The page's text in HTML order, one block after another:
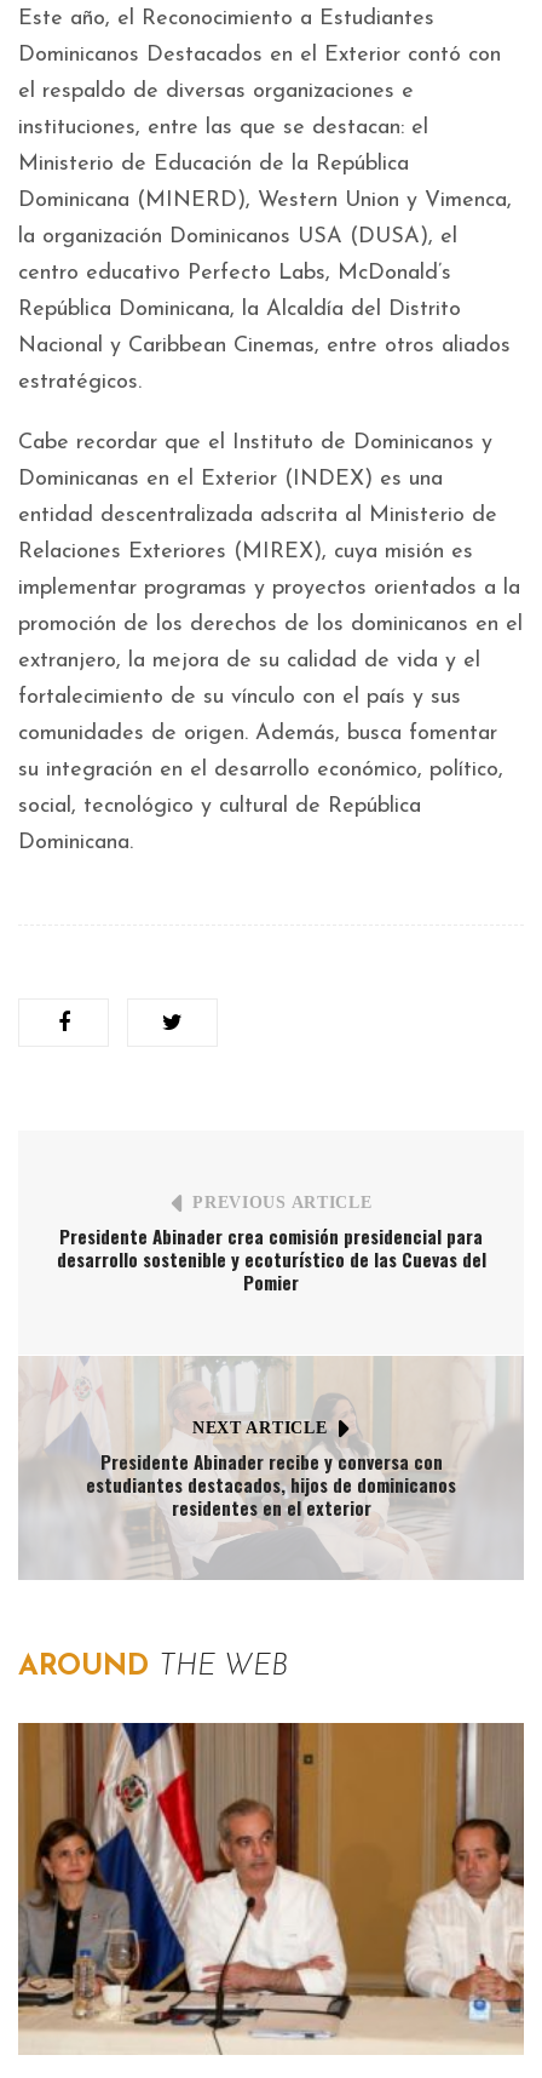
Este año, el Reconocimiento a Estudiantes
Dominicanos Destacados en el Exterior contó con
el respaldo de diversas organizaciones e
instituciones, entre las que se destacan: el
Ministerio de Educación de la República
Dominicana (MINERD), Western Union y Vimenca,
la organización Dominicanos USA (DUSA), el
centro educativo Perfecto Labs, McDonald’s
República Dominicana, la Alcaldía del Distrito
Nacional y Caribbean Cinemas, entre otros aliados
estratégicos.
Cabe recordar que el Instituto de Dominicanos y
Dominicanas en el Exterior (INDEX) es una
entidad descentralizada adscrita al Ministerio de
Relaciones Exteriores (MIREX), cuya misión es
implementar programas y proyectos orientados a la
promoción de los derechos de los dominicanos en el
extranjero, la mejora de su calidad de vida y el
fortalecimiento de su vínculo con el país y sus
comunidades de origen. Además, busca fomentar
su integración en el desarrollo económico, político,
social, tecnológico y cultural de República
Dominicana.
PREVIOUS ARTICLE
Presidente Abinader crea comisión presidencial para
desarrollo sostenible y ecoturístico de las Cuevas del
Pomier
NEXT ARTICLE
Presidente Abinader recibe y conversa con
estudiantes destacados, hijos de dominicanos
residentes en el exterior
AROUND THE WEB